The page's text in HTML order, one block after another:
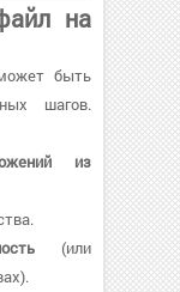
на
быть
шагов.
из
(или